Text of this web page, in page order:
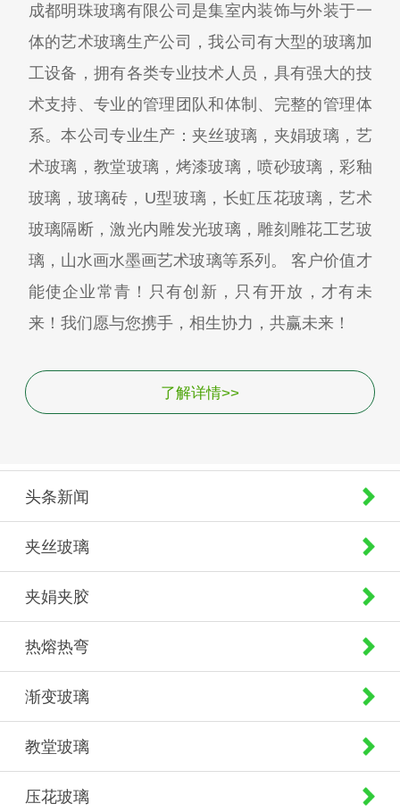
成都明珠玻璃有限公司是集室内装饰与外装于一
体的艺术玻璃生产公司，我公司有大型的玻璃加
工设备，拥有各类专业技术人员，具有强大的技
术支持、专业的管理团队和体制、完整的管理体
系。本公司专业生产：夹丝玻璃，夹娟玻璃，艺
术玻璃，教堂玻璃，烤漆玻璃，喷砂玻璃，彩釉
玻璃，玻璃砖，U型玻璃，长虹压花玻璃，艺术
玻璃隔断，激光内雕发光玻璃，雕刻雕花工艺玻
璃，山水画水墨画艺术玻璃等系列。 客户价值才
能使企业常青！只有创新，只有开放，才有未
来！我们愿与您携手，相生协力，共赢未来！
了解详情>>
头条新闻
夹丝玻璃
夹娟夹胶
热熔热弯
渐变玻璃
教堂玻璃
压花玻璃